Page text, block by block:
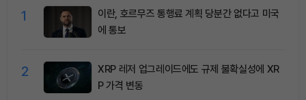
1
이란, 호르무즈 통행료 계획 당분간 없다고 미국
에 통보
2
XRP 레저 업그레이드에도 규제 불확실성에 XR
P 가격 변동